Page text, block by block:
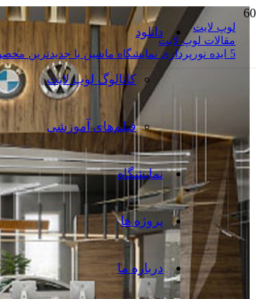
دانلود
کاتالوگ‌ لوپ لایت
فیلم‌های آموزشی
نمایشگاه
پروژه ها
درباره ما
لوپ لایت
مقالات لوپ لایت
5 ایده نورپردازی نمایشگاه ماشین با جدیدترین محصولات